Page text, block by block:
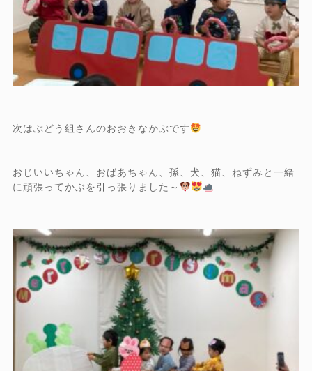
次はぶどう組さんのおおきなかぶです
おじいいちゃん、おばあちゃん、孫、犬、猫、ねずみと一緒
に頑張ってかぶを引っ張りました～